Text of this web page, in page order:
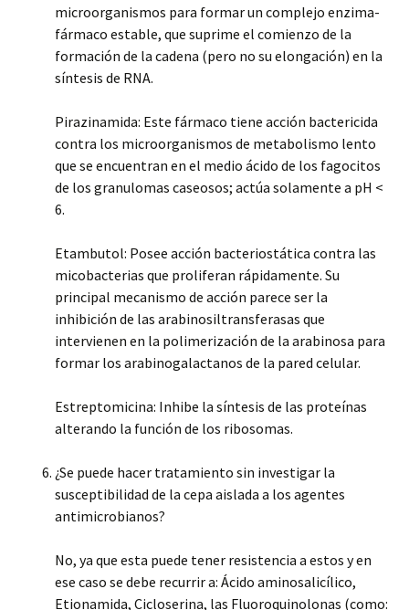
microorganismos para formar un complejo enzima-
fármaco estable, que suprime el comienzo de la
formación de la cadena (pero no su elongación) en la
síntesis de RNA.
Pirazinamida: Este fármaco tiene acción bactericida
contra los microorganismos de metabolismo lento
que se encuentran en el medio ácido de los fagocitos
de los granulomas caseosos; actúa solamente a pH <
6.
Etambutol: Posee acción bacteriostática contra las
micobacterias que proliferan rápidamente. Su
principal mecanismo de acción parece ser la
inhibición de las arabinosiltransferasas que
intervienen en la polimerización de la arabinosa para
formar los arabinogalactanos de la pared celular.
Estreptomicina: Inhibe la síntesis de las proteínas
alterando la función de los ribosomas.
¿Se puede hacer tratamiento sin investigar la
susceptibilidad de la cepa aislada a los agentes
antimicrobianos?
No, ya que esta puede tener resistencia a estos y en
ese caso se debe recurrir a: Ácido aminosalicílico,
Etionamida, Cicloserina, las Fluoroquinolonas (como: